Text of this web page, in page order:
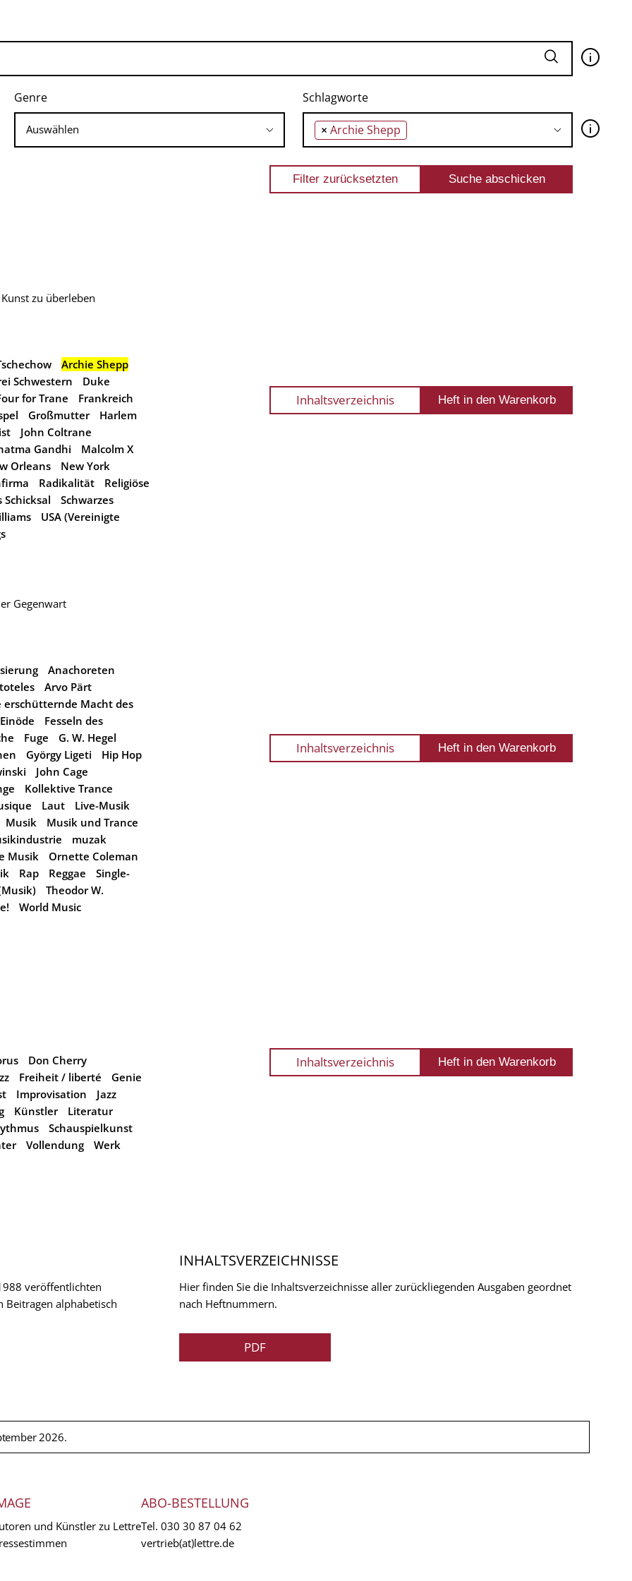
🛈
Genre Schlagworte
× Archie Shepp 🛈
zu überleben
Archie Shepp
Schwestern
Duke
for Trane
Frankreich
Großmutter
Harlem
John Coltrane
Gandhi
Malcolm X
Orleans
New York
Radikalität
Religiöse
Schicksal
Schwarzes
USA (Vereinigte
Inhaltsverzeichnis
Gegenwart
Anachoreten
Arvo Pärt
erschütternde Macht des
Einöde
Fesseln des
Fuge
G. W. Hegel
György Ligeti
Hip Hop
John Cage
Kollektive Trance
Laut
Live-Musik
Musik
Musik und Trance
muzak
Musik
Ornette Coleman
Rap Reggae
Single-
Theodor W.
World Music
Inhaltsverzeichnis
Don Cherry
Freiheit / liberté
Genie
Improvisation
Jazz
Künstler
Literatur
Schauspielkunst
Vollendung Werk
Inhaltsverzeichnis
veröffentlichten
alphabetisch
INHALTSVERZEICHNISSE
Hier finden Sie die Inhaltsverzeichnisse aller zurückliegenden Ausgaben geordnet
nach Heftnummern.
PDF
2026.
und Künstler zu Lettre
ABO-BESTELLUNG
Tel. 030 30 87 04 62
vertrieb(at)lettre.de